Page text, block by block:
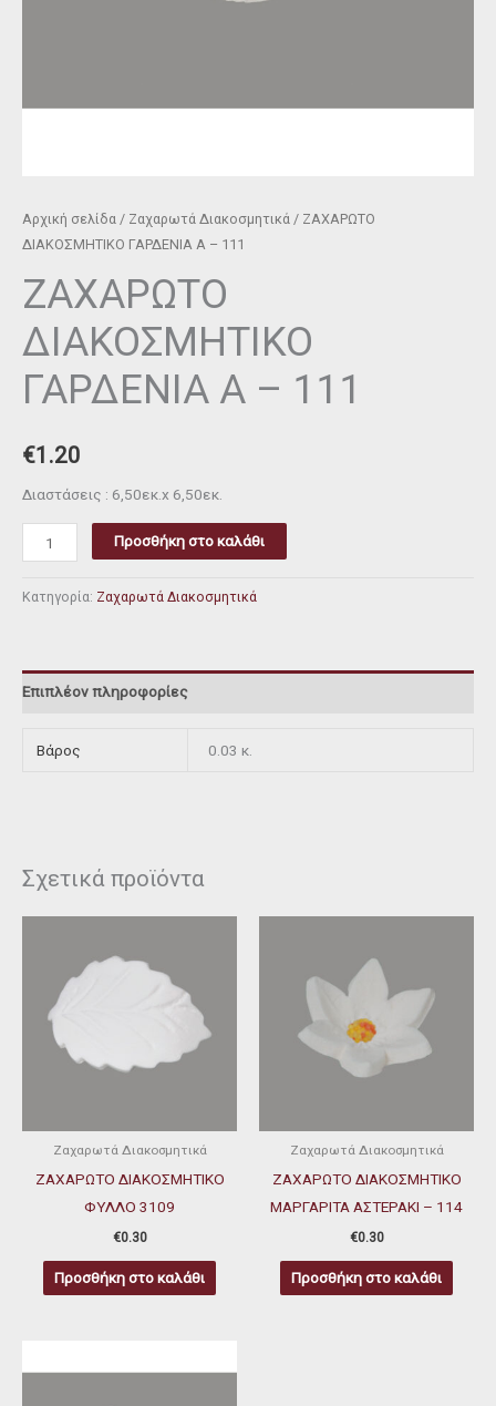
Αρχική σελίδα / Ζαχαρωτά Διακοσμητικά / ΖΑΧΑΡΩΤΟ
ΔΙΑΚΟΣΜΗΤΙΚΟ ΓΑΡΔΕΝΙΑ Α – 111
ΖΑΧΑΡΩΤΟ
ΔΙΑΚΟΣΜΗΤΙΚΟ
ΓΑΡΔΕΝΙΑ Α – 111
€1.20
Διαστάσεις : 6,50εκ.x 6,50εκ.
Προσθήκη στο καλάθι
Κατηγορία: Ζαχαρωτά Διακοσμητικά
Επιπλέον πληροφορίες
Βάρος 0.03 κ.
Σχετικά προϊόντα
Ζαχαρωτά Διακοσμητικά
ΖΑΧΑΡΩΤΟ ΔΙΑΚΟΣΜΗΤΙΚΟ
ΦΥΛΛΟ 3109
€0.30
Προσθήκη στο καλάθι
Ζαχαρωτά Διακοσμητικά
ΖΑΧΑΡΩΤΟ ΔΙΑΚΟΣΜΗΤΙΚΟ
ΜΑΡΓΑΡΙΤΑ ΑΣΤΕΡΑΚΙ – 114
€0.30
Προσθήκη στο καλάθι